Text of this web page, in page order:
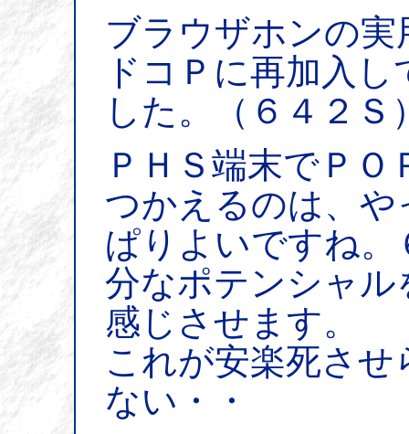
ブラウザホンの
ドコＰに再加入
した。（６４２Ｓ
ＰＨＳ端末でＰ
つかえるのは、や
ぱりよいですね
分なポテンシャル
感じさせます。
これが安楽死さ
ない・・